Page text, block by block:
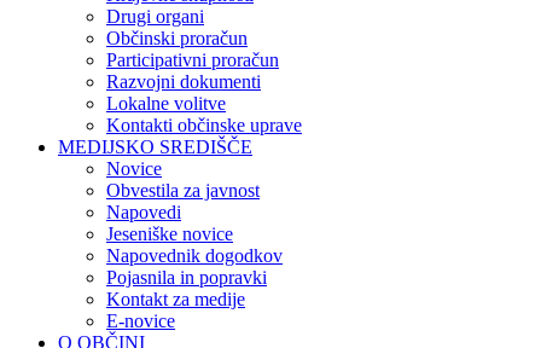
Drugi organi
Občinski proračun
Participativni proračun
Razvojni dokumenti
Lokalne volitve
Kontakti občinske uprave
MEDIJSKO SREDIŠČE
Novice
Obvestila za javnost
Napovedi
Jeseniške novice
Napovednik dogodkov
Pojasnila in popravki
Kontakt za medije
E-novice
O OBČINI